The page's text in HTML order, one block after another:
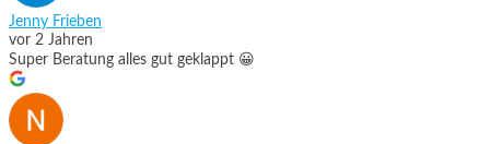
Jenny Frieben
vor 2 Jahren
Super Beratung alles gut geklappt 😀